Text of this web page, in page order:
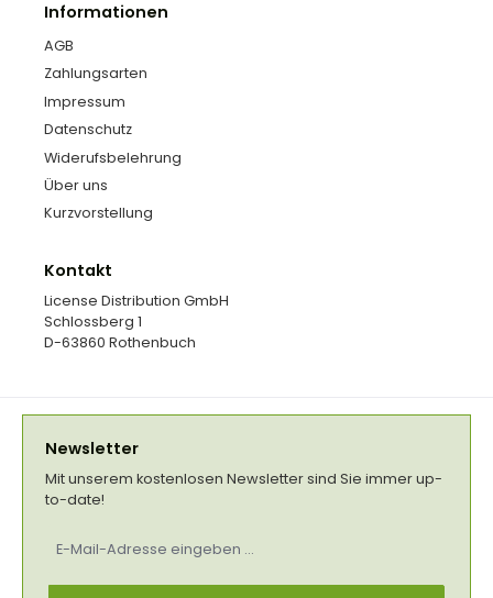
Informationen
AGB
Zahlungsarten
Impressum
Datenschutz
Widerufsbelehrung
Über uns
Kurzvorstellung
Kontakt
License Distribution GmbH
Schlossberg 1
D-63860 Rothenbuch
Newsletter
Mit unserem kostenlosen Newsletter sind Sie immer up-
to-date!
Mail-